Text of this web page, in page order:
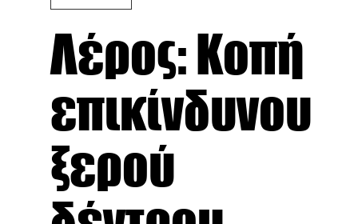
Λέρος: Κοπή
επικίνδυνου
ξερού